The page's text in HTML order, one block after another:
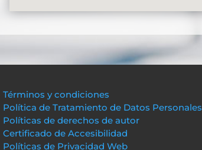
Términos y condiciones
Política de Tratamiento de Datos Personales
Políticas de derechos de autor
Certificado de Accesibilidad
Políticas de Privacidad Web